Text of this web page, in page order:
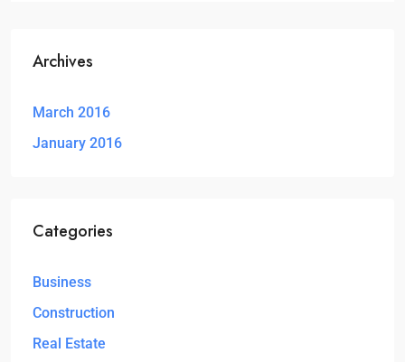
Archives
March 2016
January 2016
Categories
Business
Construction
Real Estate